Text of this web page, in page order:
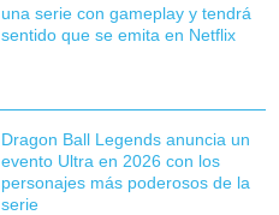
una serie con gameplay y tendrá
sentido que se emita en Netflix
Dragon Ball Legends anuncia un
evento Ultra en 2026 con los
personajes más poderosos de la
serie